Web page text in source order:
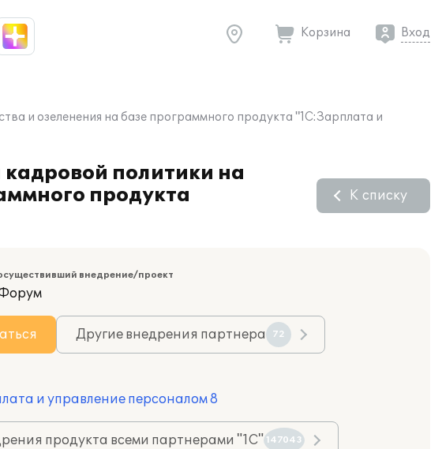
Корзина Вход
и озеленения на базе программного продукта "1С:Зарплата и
политики на
продукта
К списку
внедрение/проект
Другие внедрения партнера 72
и управление персоналом 8
продукта всеми партнерами "1С" 147043